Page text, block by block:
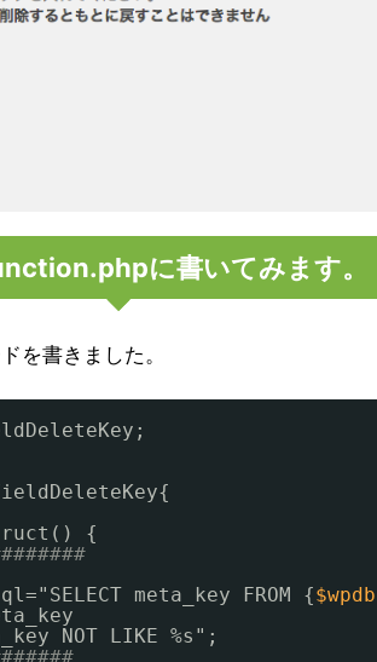
に書いてみます。
を書きました。
{
meta_key FROM {$wpdb
NOT LIKE %s";